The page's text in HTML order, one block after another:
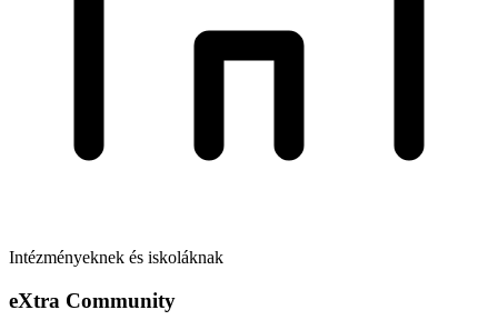
Intézményeknek és iskoláknak
eXtra Community